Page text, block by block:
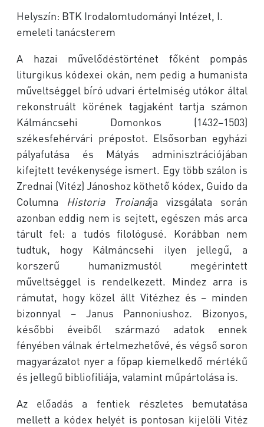
Helyszín: BTK Irodalomtudományi Intézet, I.
emeleti tanácsterem
A hazai művelődéstörténet főként pompás
liturgikus kódexei okán, nem pedig a humanista
műveltséggel bíró udvari értelmiség utókor által
rekonstruált körének tagjaként tartja számon
Kálmáncsehi Domonkos (1432–1503)
székesfehérvári prépostot. Elsősorban egyházi
pályafutása és Mátyás adminisztrációjában
kifejtett tevékenysége ismert. Egy több szálon is
Zrednai (Vitéz) Jánoshoz köthető kódex, Guido da
Columna Historia Troianája vizsgálata során
azonban eddig nem is sejtett, egészen más arca
tárult fel: a tudós filológusé. Korábban nem
tudtuk, hogy Kálmáncsehi ilyen jellegű, a
korszerű humanizmustól megérintett
műveltséggel is rendelkezett. Mindez arra is
rámutat, hogy közel állt Vitézhez és – minden
bizonnyal – Janus Pannoniushoz. Bizonyos,
későbbi éveiből származó adatok ennek
fényében válnak értelmezhetővé, és végső soron
magyarázatot nyer a főpap kiemelkedő mértékű
és jellegű bibliofiliája, valamint műpártolása is.
Az előadás a fentiek részletes bemutatása
mellett a kódex helyét is pontosan kijelöli Vitéz